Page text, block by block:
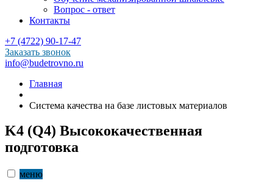
Вопрос - ответ
Контакты
+7 (4722) 90-17-47
Заказать звонок
info@budetrovno.ru
Главная
Система качества на базе листовых материалов
K4 (Q4) Высококачественная
подготовка
меню